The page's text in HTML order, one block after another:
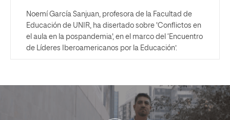
Noemí García Sanjuan, profesora de la Facultad de
Educación de UNIR, ha disertado sobre 'Conflictos en
el aula en la pospandemia', en el marco del ‘Encuentro
de Líderes Iberoamericanos por la Educación’.